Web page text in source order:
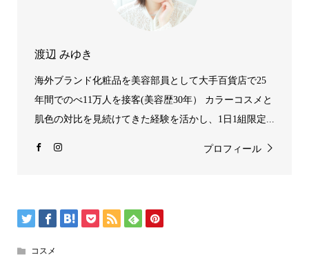
渡辺 みゆき
海外ブランド化粧品を美容部員として大手百貨店で25
年間でのべ11万人を接客(美容歴30年） カラーコスメと
肌色の対比を見続けてきた経験を活かし、1日1組限定...
プロフィール
コスメ